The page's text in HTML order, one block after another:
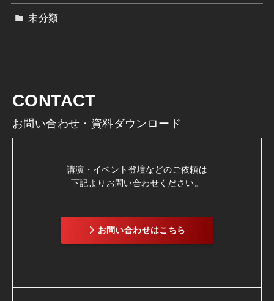
未分類
CONTACT
お問い合わせ・資料ダウンロード
講演・イベント登壇などのご依頼は
下記よりお問い合わせください。
お問い合わせはこちら